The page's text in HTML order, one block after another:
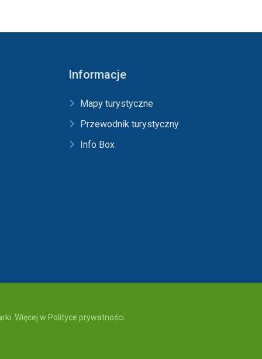
Informacje
Mapy turystyczne
Przewodnik turystyczny
Info Box
Więcej w Polityce prywatności.